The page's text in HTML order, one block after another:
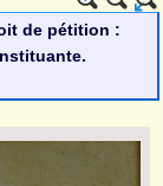
de pétition :